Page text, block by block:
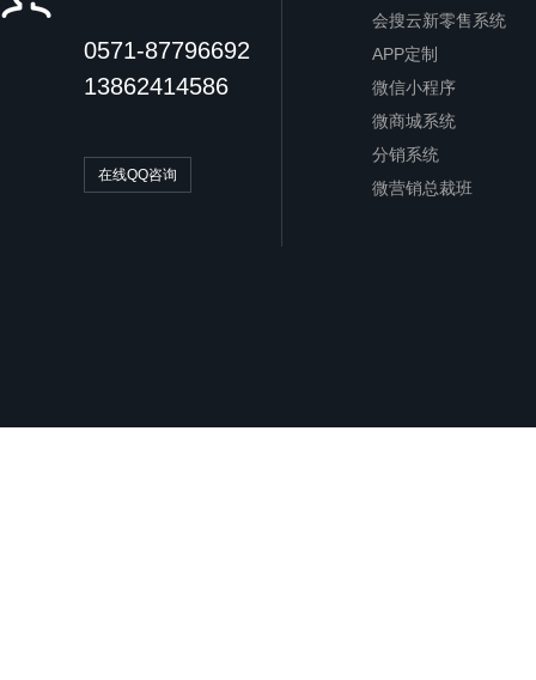
0571-87796692
13862414586
在线QQ咨询
会搜云新零售系统
APP定制
微信小程序
微商城系统
分销系统
微营销总裁班